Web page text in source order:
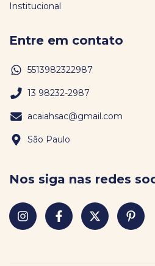
Institucional
Entre em contato
5513982322987
13 98232-2987
acaiahsac@gmail.com
São Paulo
Nos siga nas redes